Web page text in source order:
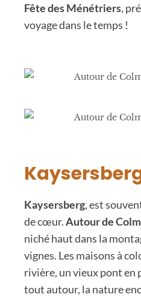
Fête des Ménétriers,
voyage dans le temps !
Kaysersberg, est
de cœur.Autour de
niché haut dans la
vignes. Les maisons à
rivière, un vieux pont en
tout autour, la nature